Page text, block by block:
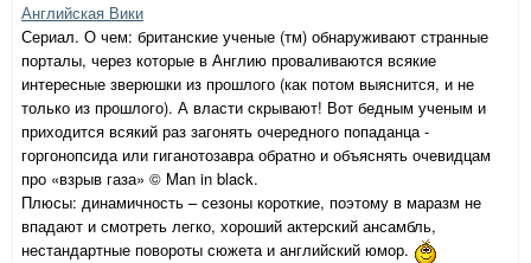
Английская Вики
Сериал. О чем: британские ученые (тм) обнаруживают странные
порталы, через которые в Англию проваливаются всякие
интересные зверюшки из прошлого (как потом выяснится, и не
только из прошлого). А власти скрывают! Вот бедным ученым и
приходится всякий раз загонять очередного попаданца -
горгонопсида или гиганотозавра обратно и объяснять очевидцам
про «взрыв газа» © Man in black.
Плюсы: динамичность – сезоны короткие, поэтому в маразм не
впадают и смотреть легко, хороший актерский ансамбль,
нестандартные повороты сюжета и английский юмор.